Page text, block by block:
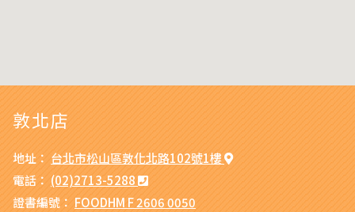
敦北店
地址： 台北市松山區敦化北路102號1樓
電話： (02)2713-5288
證書編號： FOODHM F 2606 0050